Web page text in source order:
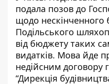
подала позов до
щодо нескінченного
Подільського
від бюджету таких
видатків. Мова йде
недійсним договору
“Дирекція